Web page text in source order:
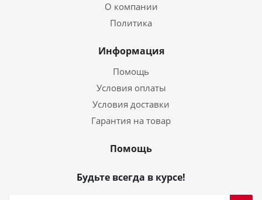
О компании
Политика
Информация
Помощь
Условия оплаты
Условия доставки
Гарантия на товар
Помощь
Будьте всегда в курсе!